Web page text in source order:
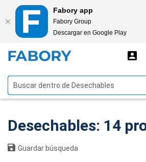
Fabory app
Fabory Group
Descargar en Google Play
Mostrar filtros
Guardar búsqueda